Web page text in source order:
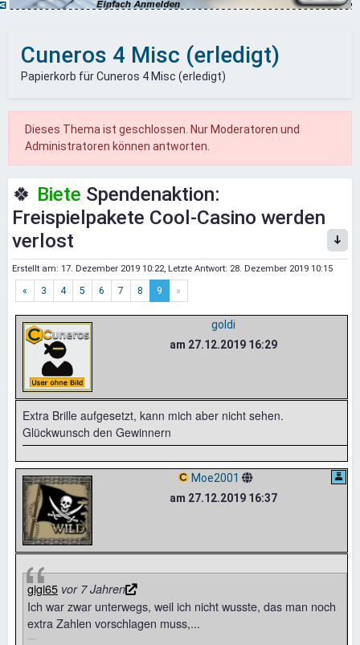
Cuneros 4 Misc (erledigt)
Papierkorb für Cuneros 4 Misc (erledigt)
Dieses Thema ist geschlossen. Nur Moderatoren und
Administratoren können antworten.
🍀 Biete Spendenaktion:
Freispielpakete Cool-Casino werden
verlost
Erstellt am: 17. Dezember 2019 10:22, Letzte Antwort: 28. Dezember 2019 10:15
« 3 4 5 6 7 8 9 »
goldi
am 27.12.2019 16:29
Extra Brille aufgesetzt, kann mich aber nicht sehen.
Glückwunsch den Gewinnern
Moe2001
am 27.12.2019 16:37
gigi65 vor 7 Jahren
Ich war zwar unterwegs, weil ich nicht wusste, das man noch
extra Zahlen vorschlagen muss,...